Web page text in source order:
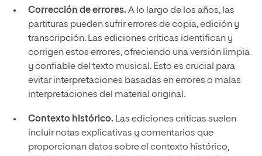
Corrección de errores. A lo largo de los años, las
partituras pueden sufrir errores de copia, edición y
transcripción. Las ediciones críticas identifican y
corrigen estos errores, ofreciendo una versión limpia
y confiable del texto musical. Esto es crucial para
evitar interpretaciones basadas en errores o malas
interpretaciones del material original.
Contexto histórico. Las ediciones críticas suelen
incluir notas explicativas y comentarios que
proporcionan datos sobre el contexto histórico,